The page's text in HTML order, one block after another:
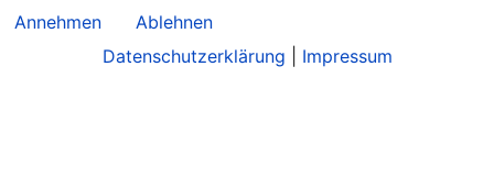
Annehmen
Ablehnen
Datenschutzerklärung
Impressum